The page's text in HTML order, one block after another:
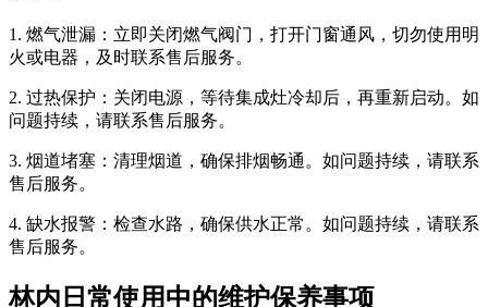
1. 燃气泄漏：立即关闭燃气阀门，打开门窗通风，切勿使用明
火或电器，及时联系售后服务。
2. 过热保护：关闭电源，等待集成灶冷却后，再重新启动。如
问题持续，请联系售后服务。
3. 烟道堵塞：清理烟道，确保排烟畅通。如问题持续，请联系
售后服务。
4. 缺水报警：检查水路，确保供水正常。如问题持续，请联系
售后服务。
林内日常使用中的维护保养事项